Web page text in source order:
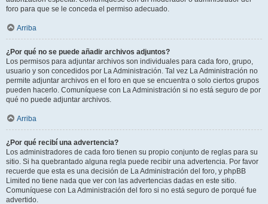
foro para que se le conceda el permiso adecuado.
Arriba
¿Por qué no se puede añadir archivos adjuntos?
Los permisos para adjuntar archivos son individuales para cada foro, grupo,
usuario y son concedidos por La Administración. Tal vez La Administración no
permite adjuntar archivos en el foro en que se encuentra o solo ciertos grupos
pueden hacerlo. Comuníquese con La Administración si no está seguro de por
qué no puede adjuntar archivos.
Arriba
¿Por qué recibí una advertencia?
Los administradores de cada foro tienen su propio conjunto de reglas para su
sitio. Si ha quebrantado alguna regla puede recibir una advertencia. Por favor
recuerde que esta es una decisión de La Administración del foro, y phpBB
Limited no tiene nada que ver con las advertencias dadas en este sitio.
Comuníquese con La Administración del foro si no está seguro de porqué fue
advertido.